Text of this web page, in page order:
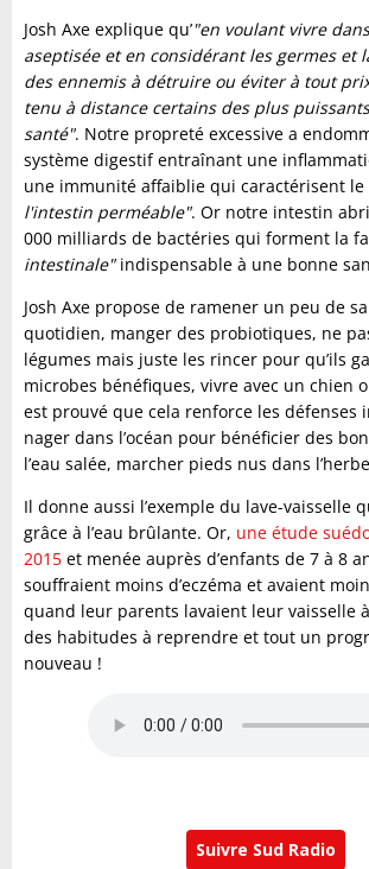
Josh Axe explique qu’"en voulant vivre
aseptisée et en considérant les germes et
des ennemis à détruire ou éviter à tout
tenu à distance certains des plus
santé". Notre propreté excessive a
système digestif entraînant une
une immunité affaiblie qui caractérisent le
l'intestin perméable". Or notre intestin
000 milliards de bactéries qui forment la
intestinale"indispensable à une bonne
Josh Axe propose de ramener un peu de
quotidien, manger des probiotiques, ne
légumes mais juste les rincer pour qu’ils
microbes bénéfiques, vivre avec un chien
est prouvé que cela renforce les défenses
nager dans l’océan pour bénéficier des
l’eau salée, marcher pieds nus dans
Il donne aussi l’exemple du lave-vaisselle
grâce à l’eau brûlante. Or, une étude
2015 et menée auprès d’enfants de 7 à 8
souffraient moins d’eczéma et avaient
quand leur parents lavaient leur vaisselle
des habitudes à reprendre et tout un
nouveau !
Suivre Sud Radio